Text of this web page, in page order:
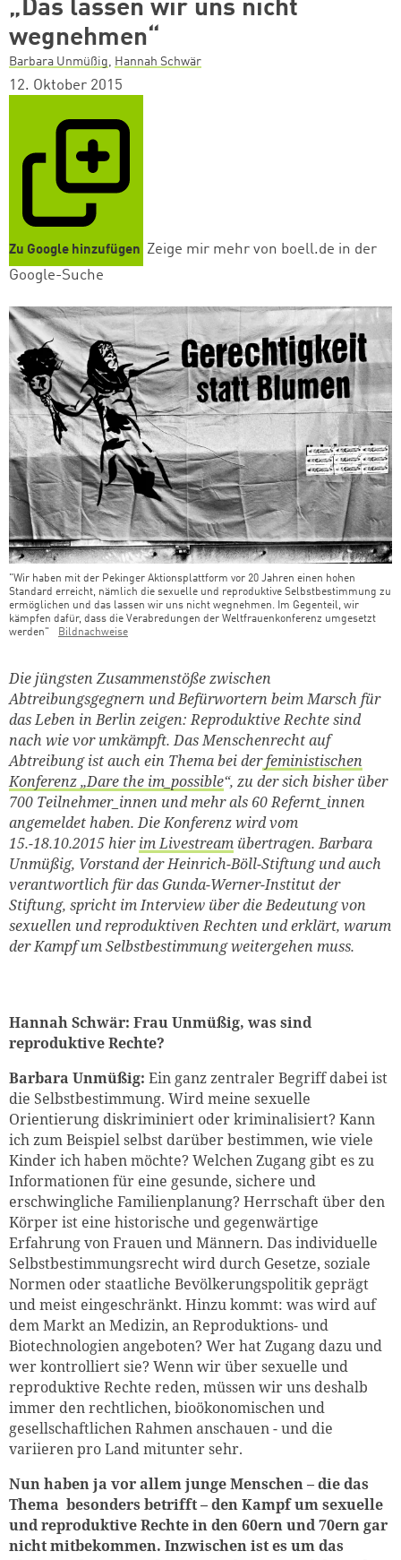
„Das lassen wir uns nicht
wegnehmen“
Barbara Unmüßig, Hannah Schwär
12. Oktober 2015
Zu Google hinzufügen Zeige mir mehr von boell.de in der
Google-Suche
"Wir haben mit der Pekinger Aktionsplattform vor 20 Jahren einen hohen
Standard erreicht, nämlich die sexuelle und reproduktive Selbstbestimmung zu
ermöglichen und das lassen wir uns nicht wegnehmen. Im Gegenteil, wir
kämpfen dafür, dass die Verabredungen der Weltfrauenkonferenz umgesetzt
werden"
Bildnachweise
Die jüngsten Zusammenstöße zwischen
Abtreibungsgegnern und Befürwortern beim Marsch für
das Leben in Berlin zeigen: Reproduktive Rechte sind
nach wie vor umkämpft. Das Menschenrecht auf
Abtreibung ist auch ein Thema bei derfeministischen
Konferenz „Dare the im_possible“, zu der sich bisher über
700 Teilnehmer_innen und mehr als 60 Refernt_innen
angemeldet haben. Die Konferenz wird vom
15.-18.10.2015 hierim Livestream übertragen. Barbara
Unmüßig, Vorstand der Heinrich-Böll-Stiftung und auch
verantwortlich für das Gunda-Werner-Institut der
Stiftung, spricht im Interview über die Bedeutung von
sexuellen und reproduktiven Rechten und erklärt, warum
der Kampf um Selbstbestimmung weitergehen muss.
Hannah Schwär: Frau Unmüßig, was sind
reproduktive Rechte?
Barbara Unmüßig: Ein ganz zentraler Begriff dabei ist
die Selbstbestimmung. Wird meine sexuelle
Orientierung diskriminiert oder kriminalisiert? Kann
ich zum Beispiel selbst darüber bestimmen, wie viele
Kinder ich haben möchte? Welchen Zugang gibt es zu
Informationen für eine gesunde, sichere und
erschwingliche Familienplanung? Herrschaft über den
Körper ist eine historische und gegenwärtige
Erfahrung von Frauen und Männern. Das individuelle
Selbstbestimmungsrecht wird durch Gesetze, soziale
Normen oder staatliche Bevölkerungspolitik geprägt
und meist eingeschränkt. Hinzu kommt: was wird auf
dem Markt an Medizin, an Reproduktions- und
Biotechnologien angeboten? Wer hat Zugang dazu und
wer kontrolliert sie? Wenn wir über sexuelle und
reproduktive Rechte reden, müssen wir uns deshalb
immer den rechtlichen, bioökonomischen und
gesellschaftlichen Rahmen anschauen - und die
variieren pro Land mitunter sehr.
Nun haben ja vor allem junge Menschen – die das
Thema besonders betrifft – den Kampf um sexuelle
und reproduktive Rechte in den 60ern und 70ern gar
nicht mitbekommen. Inzwischen ist es um das